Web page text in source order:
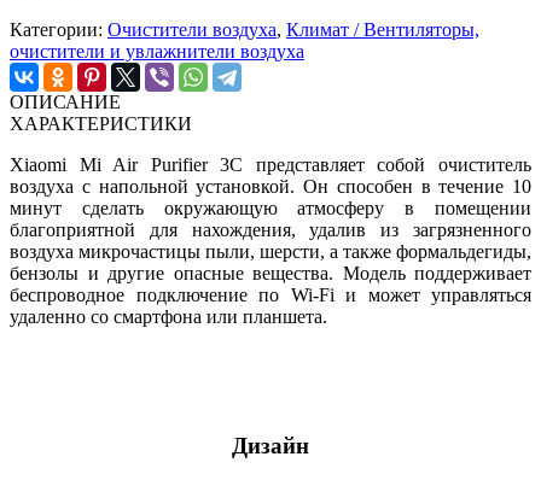
Категории: Очистители воздуха, Климат / Вентиляторы,
очистители и увлажнители воздуха
ОПИСАНИЕ
ХАРАКТЕРИСТИКИ
Xiaomi Mi Air Purifier 3C представляет собой очиститель
воздуха с напольной установкой. Он способен в течение 10
минут сделать окружающую атмосферу в помещении
благоприятной для нахождения, удалив из загрязненного
воздуха микрочастицы пыли, шерсти, а также формальдегиды,
бензолы и другие опасные вещества. Модель поддерживает
беспроводное подключение по Wi-Fi и может управляться
удаленно со смартфона или планшета.
Дизайн